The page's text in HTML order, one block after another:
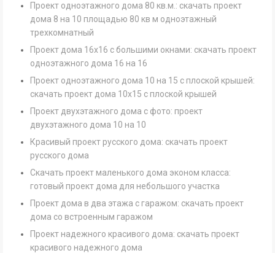
Проект одноэтажного дома 80 кв.м.: скачать проект
дома 8 на 10 площадью 80 кв м одноэтажный
трехкомнатный
Проект дома 16х16 с большими окнами: скачать проект
одноэтажного дома 16 на 16
Проект одноэтажного дома 10 на 15 с плоской крышей:
скачать проект дома 10х15 с плоской крышей
Проект двухэтажного дома с фото: проект
двухэтажного дома 10 на 10
Красивый проект русского дома: скачать проект
русского дома
Скачать проект маленького дома эконом класса:
готовый проект дома для небольшого участка
Проект дома в два этажа с гаражом: скачать проект
дома со встроенным гаражом
Проект надежного красивого дома: скачать проект
красивого надежного дома